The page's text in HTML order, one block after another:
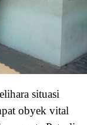
situasi
obyek vital